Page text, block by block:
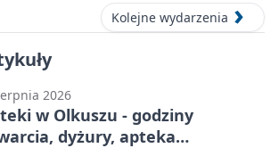
Kolejne wydarzenia
2026
w Olkuszu - godziny
dyżury, apteka